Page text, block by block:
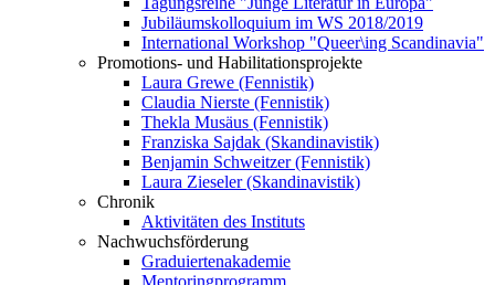
Jubiläumskolloquium im WS 2018/2019
International Workshop "Queer\ing Scandinavia"
Promotions- und Habilitationsprojekte
Laura Grewe (Fennistik)
Claudia Nierste (Fennistik)
Thekla Musäus (Fennistik)
Franziska Sajdak (Skandinavistik)
Benjamin Schweitzer (Fennistik)
Laura Zieseler (Skandinavistik)
Chronik
Aktivitäten des Instituts
Nachwuchsförderung
Graduiertenakademie
Mentoringprogramm